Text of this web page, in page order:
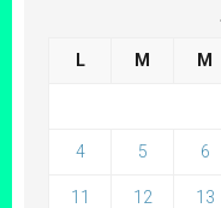
L M M
4 5 6
11 12 13